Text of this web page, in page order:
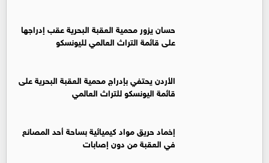
حسان يزور محمية العقبة البحرية عقب إدراجها
على قائمة التراث العالمي لليونسكو
الأردن يحتفي بإدراج محمية العقبة البحرية على
قائمة اليونسكو للتراث العالمي
إخماد حريق مواد كيميائية بساحة أحد المصانع
في العقبة من دون إصابات